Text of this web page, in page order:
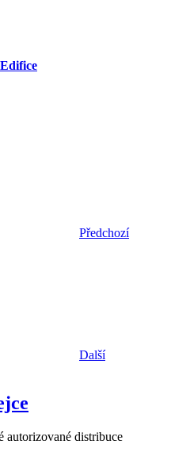
Předchozí
Další
autorizované distribuce